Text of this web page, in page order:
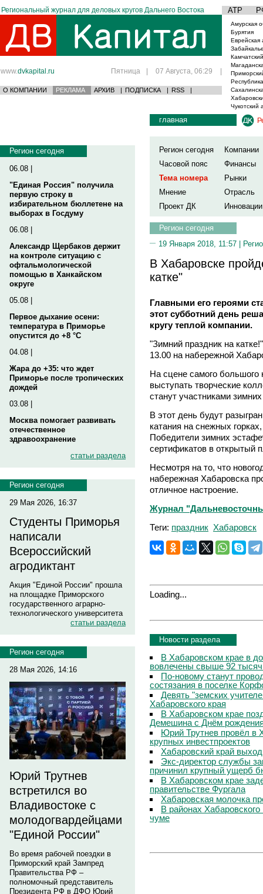
Региональный журнал для деловых кругов Дальнего Востока АТР
www.dvkapital.ru Пятница | 07 Августа, 06:29 |
О КОМПАНИИ РЕКЛАМА АРХИВ | ПОДПИСКА | RSS |
Амурская
Бурятия
Еврейская
Чукотский
Регион сегодня
06.08 |
"Единая Россия" получила
первую строку в
избирательном бюллетене на
выборах в Госдуму
06.08 |
Александр Щербаков держит
на контроле ситуацию с
офтальмологической
помощью в Ханкайском
округе
05.08 |
Первое дыхание осени:
температура в Приморье
опустится до +8 °C
04.08 |
Жара до +35: что ждет
Приморье после тропических
дождей
03.08 |
Москва помогает развивать
отечественное
здравоохранение
статьи раздела
Регион сегодня
29 Мая 2026, 16:37
Студенты Приморья
написали
Всероссийский
агродиктант
Акция "Единой России" прошла
на площадке Приморского
государственного аграрно-
технологического университета
статьи раздела
Регион сегодня
28 Мая 2026, 14:16
Юрий Трутнев
встретился во
Владивостоке с
молодогвардейцами
"Единой России"
Во время рабочей поездки в
Приморский край Зампред
Правительства РФ –
полномочный представитель
Президента РФ в ДФО Юрий
главная
Регион сегодня
Компании
Часовой пояс
Финансы
Тема номера
Рынки
Мнение
Отрасль
Проект ДК
Инновации
Регион сегодня
19 Января 2018, 11:57 |
В Хабаровске
катке"
Главными его героями
этот субботний день
кругу теплой компании.
"Зимний праздник на
13.00 на набережной
На сцене самого большого
выступать творческие
станут участниками
В этот день будут
катания на снежных
Победители зимних
сертификатов в открытый
Несмотря на то, что
набережная Хабаровска
отличное настроение.
Журнал
Теги: праздник Хабаровск
Loading...
Новости раздела
В Хабаровском крае в
вовлечены свыше 92 тысяч
По-новому станут
состязания в поселке
Девять "земских
Хабаровского края
В Хабаровском крае
Демешина с Днём
Юрий Трутнев провёл в
крупных инвестпроектов
Хабаровский край
Экс-директор службы
причинил крупный ущерб
В Хабаровском крае
правительстве Фургала
Хабаровская молочка
В районах
чуме